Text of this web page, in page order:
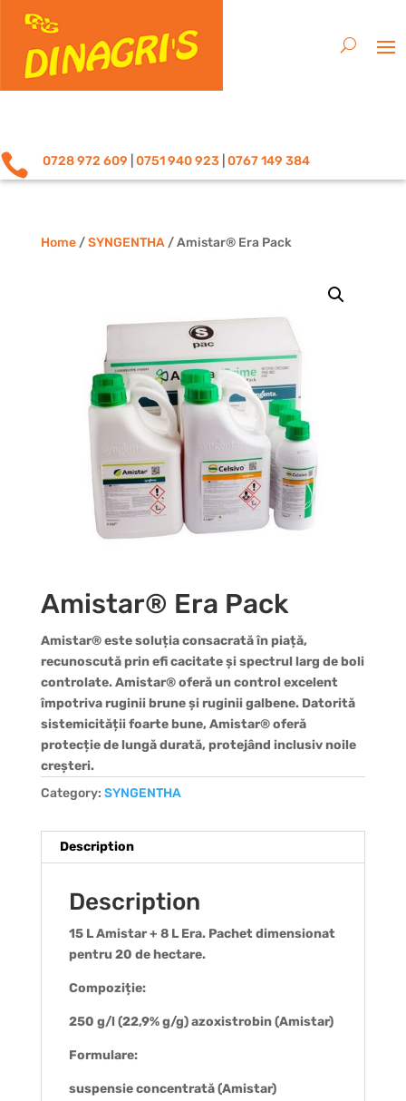
 0728 972 609 0751 940 923 0767 149 384
Home/SYNGENTHA/ Amistar® Era Pack
Amistar® Era Pack
Amistar® este soluția consacrată în piață,
recunoscută prin efi cacitate și spectrul larg de boli
controlate. Amistar® oferă un control excelent
împotriva ruginii brune și ruginii galbene. Datorită
sistemicității foarte bune, Amistar® oferă
protecție de lungă durată, protejând inclusiv noile
creșteri.
Category: SYNGENTHA
Description
Description
15 L Amistar + 8 L Era. Pachet dimensionat
pentru 20 de hectare.
Compoziție:
250 g/l (22,9% g/g) azoxistrobin (Amistar)
Formulare:
suspensie concentrată (Amistar)